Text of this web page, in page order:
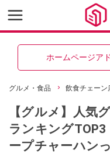
ホームページア
グルメ・食品 飲食チェーン
【グルメ】人気
ランキング
ープチャーハン